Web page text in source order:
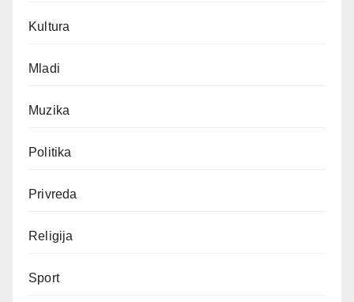
Kultura
Mladi
Muzika
Politika
Privreda
Religija
Sport